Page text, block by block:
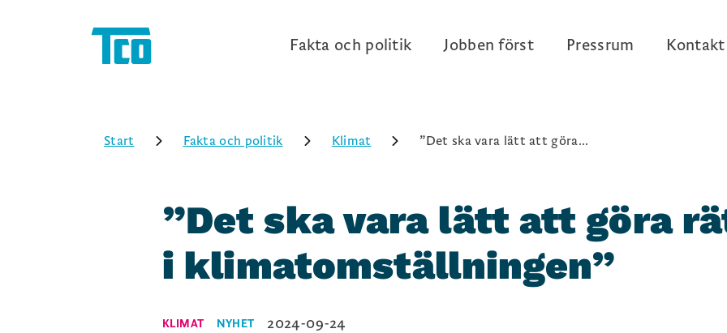
Fakta och politik Jobben först Pressrum Kontakt
Start Fakta och politik Klimat ”Det ska vara lätt att göra...
”Det ska vara lätt att göra
i klimatomställningen”
KLIMAT NYHET 2024-09-24